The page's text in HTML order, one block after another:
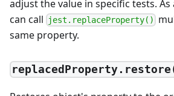
adjust the value in specific tests.
can call
jest.replaceProperty()
same property.